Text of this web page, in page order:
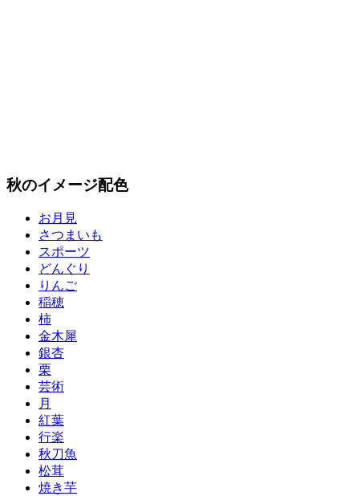
秋のイメージ配色
お月見
さつまいも
スポーツ
どんぐり
りんご
稲穂
柿
金木犀
銀杏
栗
芸術
月
紅葉
行楽
秋刀魚
松茸
焼き芋